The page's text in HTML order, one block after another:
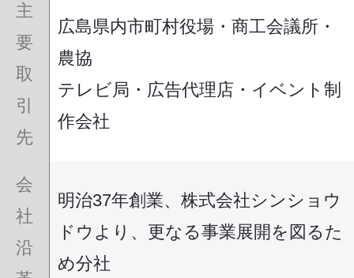
主
要
取
引
先
広島県内市町村役場・商工会議所・
農協
テレビ局・広告代理店・イベント制
作会社
会
社
沿
明治37年創業、株式会社シンショウ
ドウより、更なる事業展開を図るた
め分社